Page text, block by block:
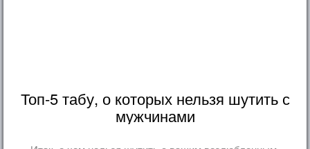
Топ-5 табу, о которых нельзя шутить с
мужчинами